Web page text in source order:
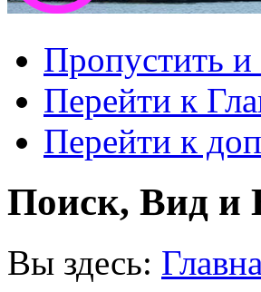
Пропустить и
Перейти к
Перейти к
Поиск, Вид и
Вы здесь: